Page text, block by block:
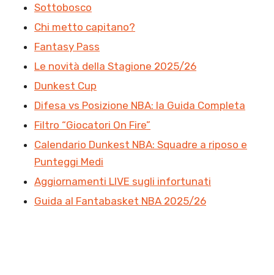
Sottobosco
Chi metto capitano?
Fantasy Pass
Le novità della Stagione 2025/26
Dunkest Cup
Difesa vs Posizione NBA: la Guida Completa
Filtro “Giocatori On Fire”
Calendario Dunkest NBA: Squadre a riposo e
Punteggi Medi
Aggiornamenti LIVE sugli infortunati
Guida al Fantabasket NBA 2025/26